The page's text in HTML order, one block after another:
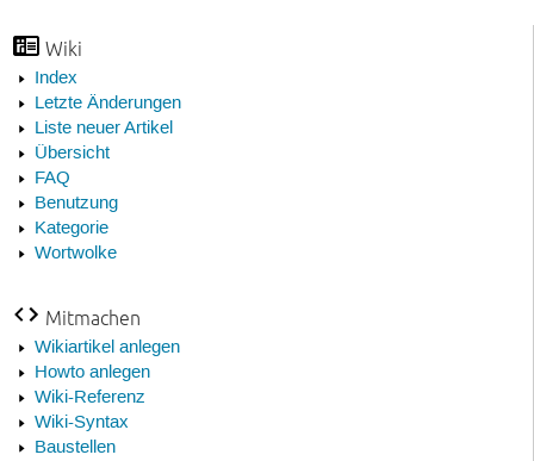
Wiki
Index
Letzte Änderungen
Liste neuer Artikel
Übersicht
FAQ
Benutzung
Kategorie
Wortwolke
Mitmachen
Wikiartikel anlegen
Howto anlegen
Wiki-Referenz
Wiki-Syntax
Baustellen